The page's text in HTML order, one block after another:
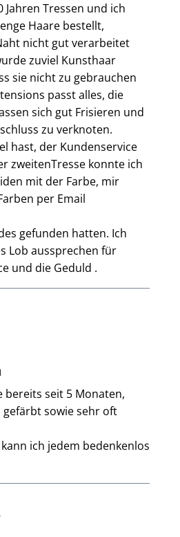
Jahren Tressen und ich
Haare bestellt,
nicht gut verarbeitet
zuviel Kunsthaar
sie nicht zu gebrauchen
passt alles, die
sich gut Frisieren und
zu verknoten.
hast, der Kundenservice
zweitenTresse konnte ich
mit der Farbe, mir
per Email
gefunden hatten. Ich
Lob aussprechen für
und die Geduld .
5 Sternen
bereits seit 5 Monaten,
sowie sehr oft
ich jedem bedenkenlos